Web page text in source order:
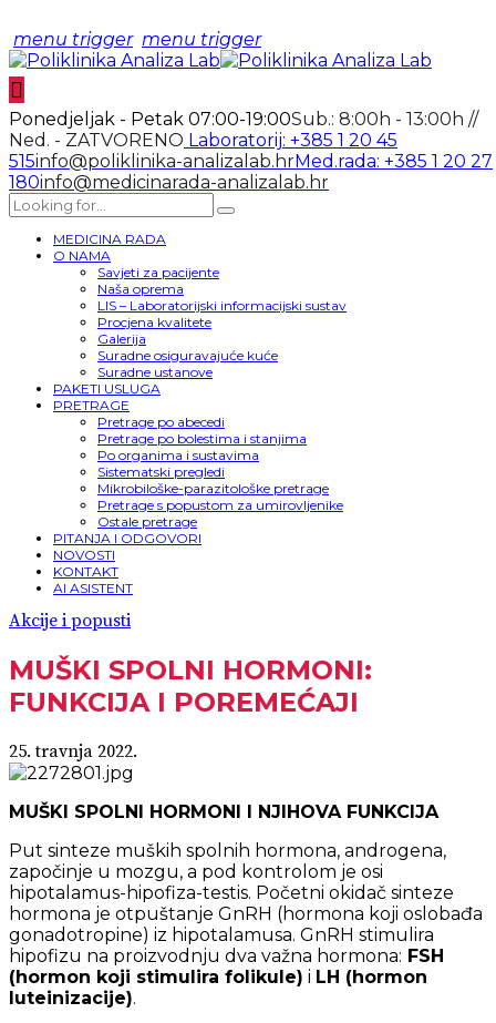
menu trigger menu trigger
Ponedjeljak - Petak 07:00-19:00Sub.: 8:00h - 13:00h //
Ned. - ZATVORENO Laboratorij: +385 1 20 45
515info@poliklinika-analizalab.hrMed.rada: +385 1 20 27
180info@medicinarada-analizalab.hr
MEDICINA RADA
O NAMA
Savjeti za pacijente
Naša oprema
LIS – Laboratorijski informacijski sustav
Procjena kvalitete
Galerija
Suradne osiguravajuće kuće
Suradne ustanove
PAKETI USLUGA
PRETRAGE
Pretrage po abecedi
Pretrage po bolestima i stanjima
Po organima i sustavima
Sistematski pregledi
Mikrobiloške-parazitološke pretrage
Pretrage s popustom za umirovljenike
Ostale pretrage
PITANJA I ODGOVORI
NOVOSTI
KONTAKT
AI ASISTENT
Akcije i popusti
MUŠKI SPOLNI HORMONI:
FUNKCIJA I POREMEĆAJI
25. travnja 2022.
MUŠKI SPOLNI HORMONI I NJIHOVA FUNKCIJA
Put sinteze muških spolnih hormona, androgena,
započinje u mozgu, a pod kontrolom je osi
hipotalamus-hipofiza-testis. Početni okidač sinteze
hormona je otpuštanje GnRH (hormona koji oslobađa
gonadotropine) iz hipotalamusa. GnRH stimulira
hipofizu na proizvodnju dva važna hormona: FSH
(hormon koji stimulira folikule) i LH (hormon
luteinizacije).